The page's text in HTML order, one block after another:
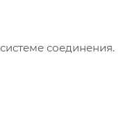
соединения.